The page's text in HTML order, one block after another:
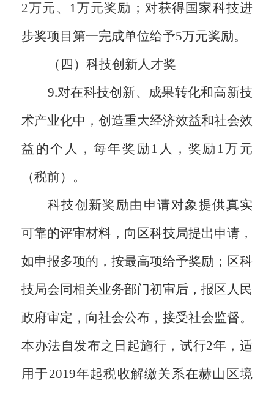
2万元、1万元奖励；对获得国家科技进
步奖项目第一完成单位给予5万元奖励。
（四）科技创新人才奖
9.对在科技创新、成果转化和高新技
术产业化中，创造重大经济效益和社会效
益的个人，每年奖励1人，奖励1万元
（税前）。
科技创新奖励由申请对象提供真实
可靠的评审材料，向区科技局提出申请，
如申报多项的，按最高项给予奖励；区科
技局会同相关业务部门初审后，报区人民
政府审定，向社会公布，接受社会监督。
本办法自发布之日起施行，试行2年，适
用于2019年起税收解缴关系在赫山区境